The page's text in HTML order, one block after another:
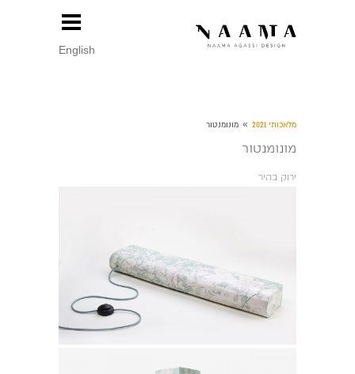
English
מלאכותי 2021 » מונומנטור
מונומנטור
ירוק בהיר